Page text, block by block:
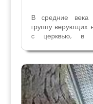
В средние века
группу верующих
с церквью, в
пьеви были
купелью для
при них были...